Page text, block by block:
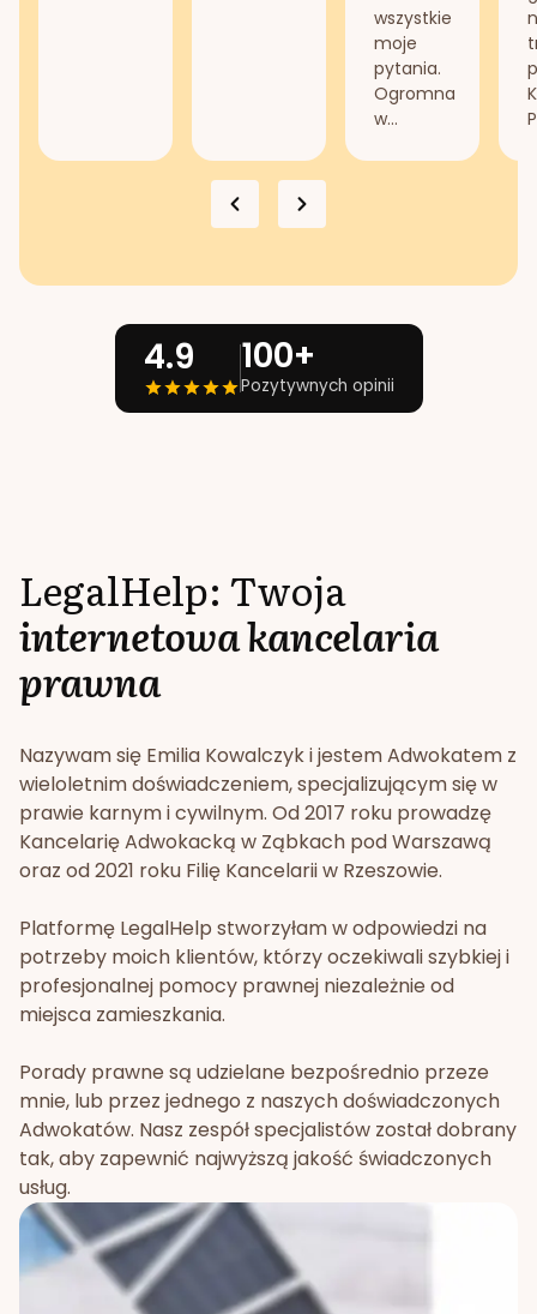
wszystkie
moje
pytania.
Ogromna
w...
4.9 100+
Pozytywnych opinii
LegalHelp: Twoja
internetowa kancelaria
prawna
Nazywam się Emilia Kowalczyk i jestem Adwokatem z
wieloletnim doświadczeniem, specjalizującym się w
prawie karnym i cywilnym. Od 2017 roku prowadzę
Kancelarię Adwokacką w Ząbkach pod Warszawą
oraz od 2021 roku Filię Kancelarii w Rzeszowie.
Platformę LegalHelp stworzyłam w odpowiedzi na
potrzeby moich klientów, którzy oczekiwali szybkiej i
profesjonalnej pomocy prawnej niezależnie od
miejsca zamieszkania.
Porady prawne są udzielane bezpośrednio przeze
mnie, lub przez jednego z naszych doświadczonych
Adwokatów. Nasz zespół specjalistów został dobrany
tak, aby zapewnić najwyższą jakość świadczonych
usług.